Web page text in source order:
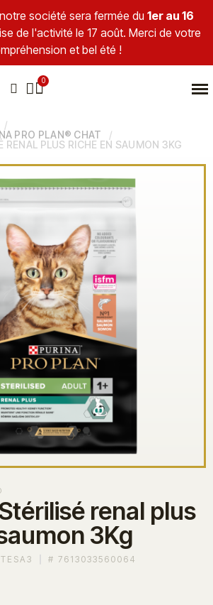
notre société sera fermée du 1er au 16
de l'activité le 17 août. Merci de votre
et bel été !
PRO PLAN® CHAT
RENAL PLUS RICHE EN SAUMON 3KG
renal plus
3Kg
# 7613033560064